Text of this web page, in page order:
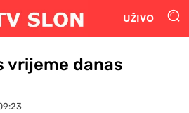
UŽIVO
vrijeme danas